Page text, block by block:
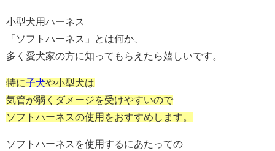
小型犬用ハーネス
「ソフトハーネス」
とは何か、
多く愛犬家の方に知ってもらえたら嬉しいです。
特に子犬や小型犬は
気管が弱くダメージを受けやすいので
ソフトハーネスの使用をおすすめします。
ソフトハーネスを使用するにあたっての